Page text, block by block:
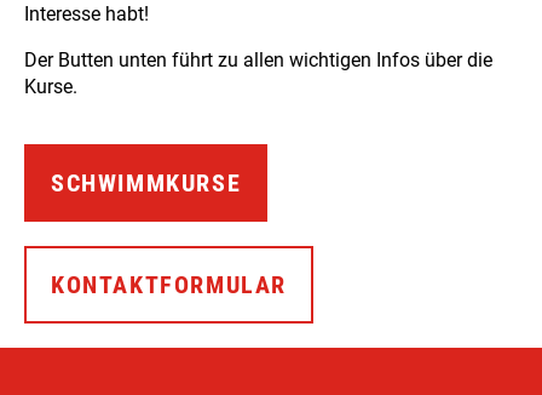
Interesse habt!
Der Butten unten führt zu allen wichtigen Infos über die
Kurse.
SCHWIMMKURSE
KONTAKTFORMULAR